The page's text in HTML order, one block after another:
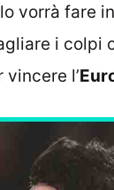
vorrà fare
i colpi
l’